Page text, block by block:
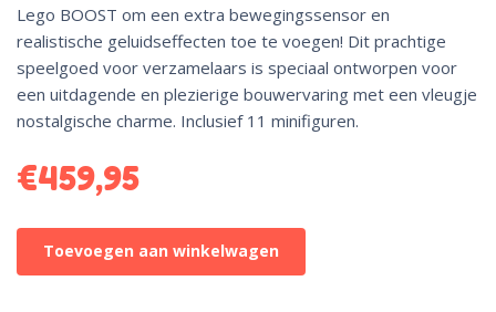
Lego BOOST om een extra bewegingssensor en
realistische geluidseffecten toe te voegen! Dit prachtige
speelgoed voor verzamelaars is speciaal ontworpen voor
een uitdagende en plezierige bouwervaring met een vleugje
nostalgische charme. Inclusief 11 minifiguren.
€459,95
Toevoegen aan winkelwagen